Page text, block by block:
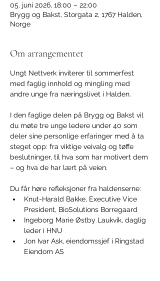
05. juni 2026, 18:00 – 22:00
Brygg og Bakst, Storgata 2, 1767 Halden,
Norge
Om arrangementet
Ungt Nettverk inviterer til sommerfest
med faglig innhold og mingling med
andre unge fra næringslivet i Halden.
I den faglige delen på Brygg og Bakst vil
du møte tre unge ledere under 40 som
deler sine personlige erfaringer med å ta
steget opp: fra viktige veivalg og tøffe
beslutninger, til hva som har motivert dem
– og hva de har lært på veien.
Du får høre refleksjoner fra haldenserne:
Knut-Harald Bakke, Executive Vice
President, BioSolutions Borregaard
Ingeborg Marie Østby Laukvik, daglig
leder i HNU
Jon Ivar Ask, eiendomssjef i Ringstad
Eiendom AS